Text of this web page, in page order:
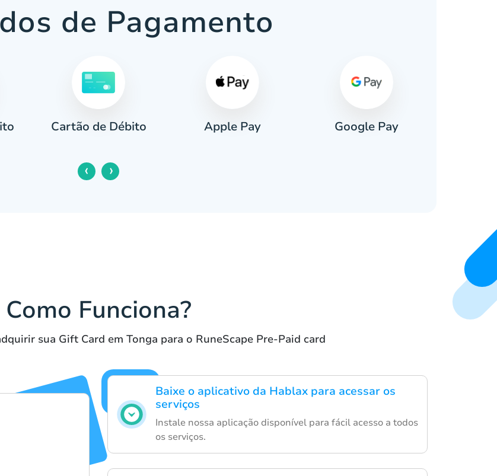
de Pagamento
Cartão de Débito Apple Pay Google Pay
‹ ›
Como Funciona?
sua Gift Card em Tonga para o RuneScape Pre-Paid card
Baixe o aplicativo da Hablax para acessar os
serviços
Instale nossa aplicação disponível para fácil acesso a todos
os serviços.